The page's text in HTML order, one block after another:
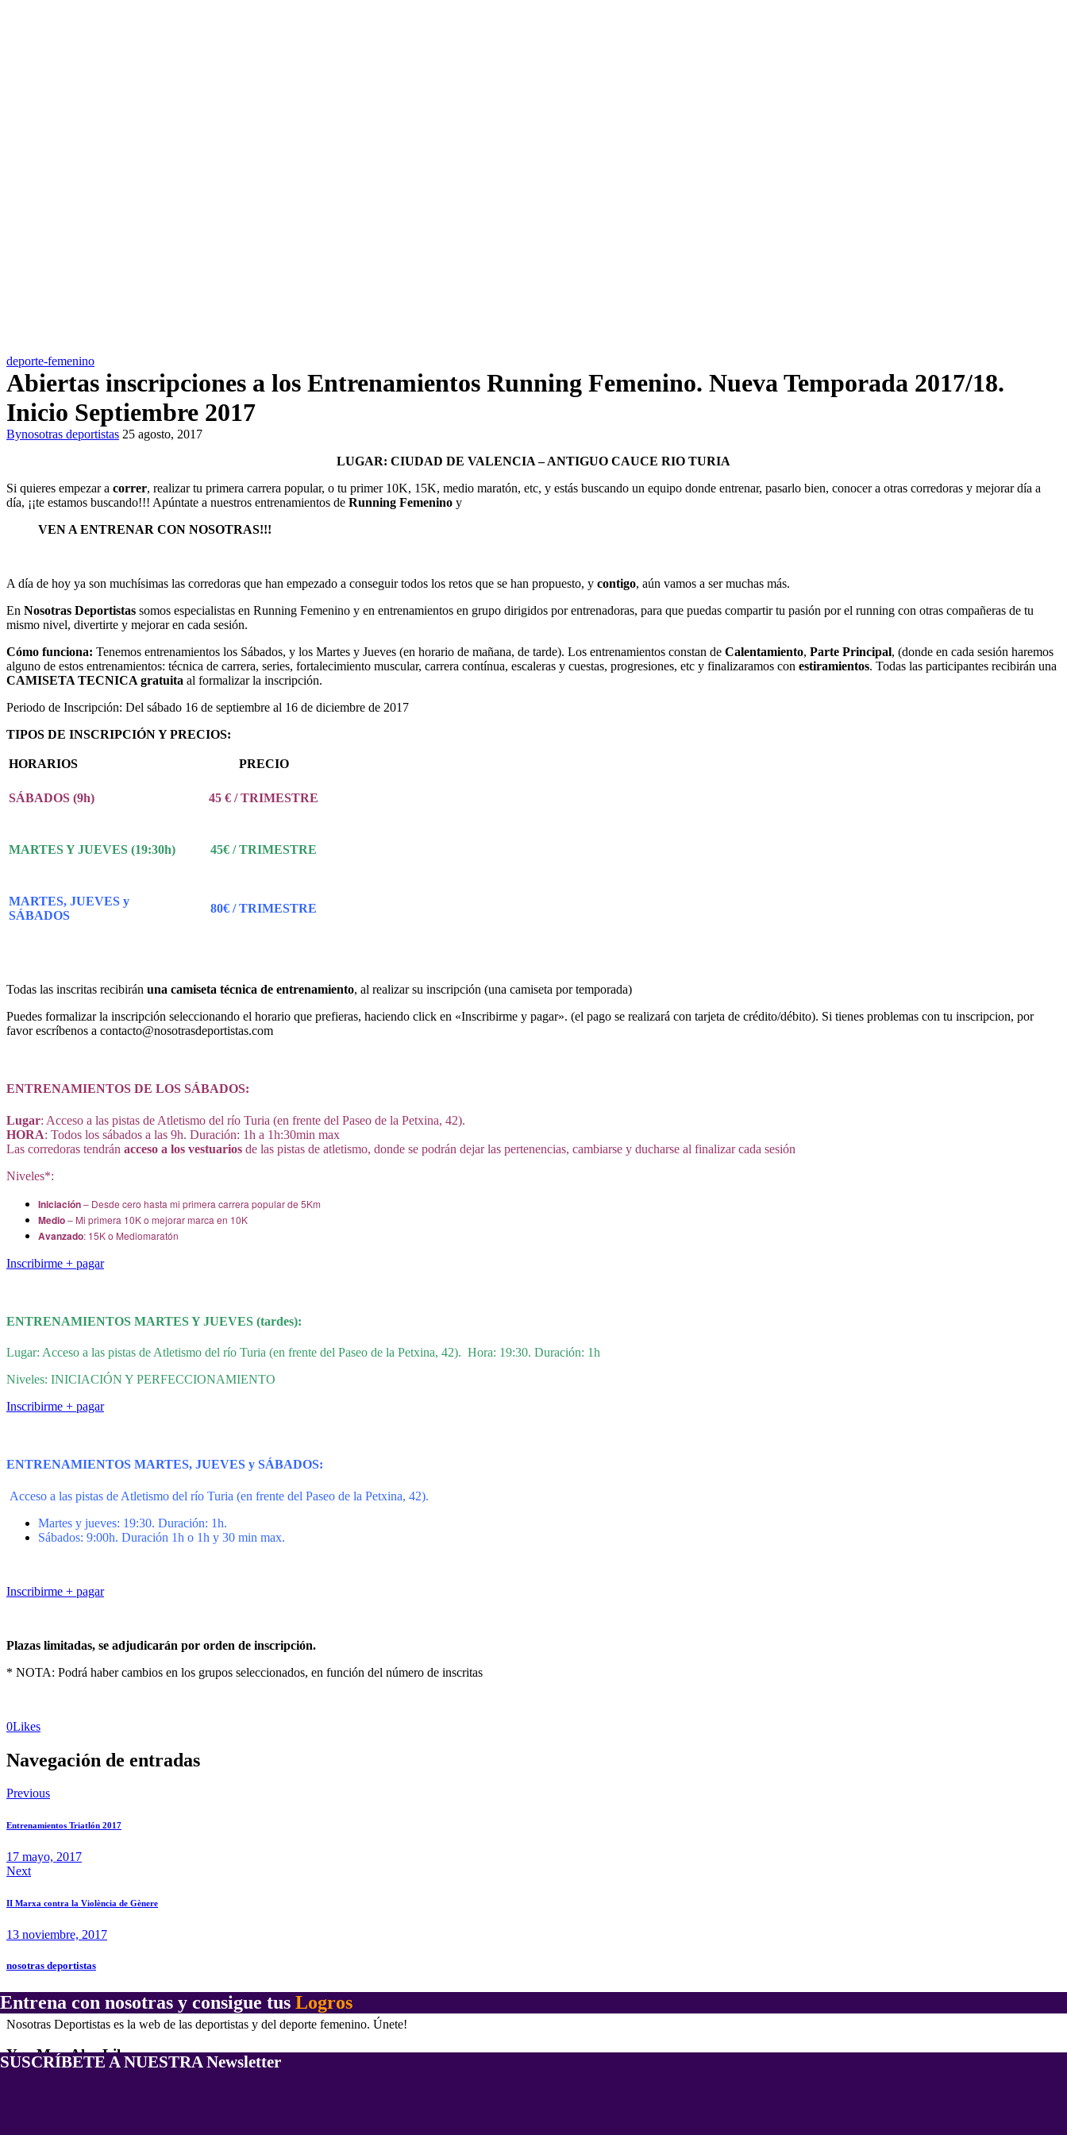
deporte-femenino
Abiertas inscripciones a los Entrenamientos Running Femenino. Nueva Temporada 2017/18.
Inicio Septiembre 2017
Bynosotras deportistas 25 agosto, 2017
LUGAR: CIUDAD DE VALENCIA – ANTIGUO CAUCE RIO TURIA
Si quieres empezar a correr, realizar tu primera carrera popular, o tu primer 10K, 15K, medio maratón, etc, y estás buscando un equipo donde entrenar, pasarlo bien, conocer a otras corredoras y mejorar día a
día, ¡¡te estamos buscando!!! Apúntate a nuestros entrenamientos de Running Femenino y
VEN A ENTRENAR CON NOSOTRAS!!!
A día de hoy ya son muchísimas las corredoras que han empezado a conseguir todos los retos que se han propuesto, y contigo, aún vamos a ser muchas más.
En Nosotras Deportistas somos especialistas en Running Femenino y en entrenamientos en grupo dirigidos por entrenadoras, para que puedas compartir tu pasión por el running con otras compañeras de tu
mismo nivel, divertirte y mejorar en cada sesión.
Cómo funciona: Tenemos entrenamientos los Sábados, y los Martes y Jueves (en horario de mañana, de tarde). Los entrenamientos constan de Calentamiento, Parte Principal, (donde en cada sesión haremos
alguno de estos entrenamientos: técnica de carrera, series, fortalecimiento muscular, carrera contínua, escaleras y cuestas, progresiones, etc y finalizaramos con estiramientos. Todas las participantes recibirán una
CAMISETA TECNICA gratuita al formalizar la inscripción.
Periodo de Inscripción: Del sábado 16 de septiembre al 16 de diciembre de 2017
TIPOS DE INSCRIPCIÓN Y PRECIOS:
HORARIOS PRECIO
SÁBADOS (9h) 45 € / TRIMESTRE
MARTES Y JUEVES (19:30h) 45€ / TRIMESTRE
MARTES, JUEVES y
SÁBADOS
80€ / TRIMESTRE
Todas las inscritas recibirán una camiseta técnica de entrenamiento, al realizar su inscripción (una camiseta por temporada)
Puedes formalizar la inscripción seleccionando el horario que prefieras, haciendo click en «Inscribirme y pagar». (el pago se realizará con tarjeta de crédito/débito). Si tienes problemas con tu inscripcion, por
favor escríbenos a contacto@nosotrasdeportistas.com
ENTRENAMIENTOS DE LOS SÁBADOS:
Lugar: Acceso a las pistas de Atletismo del río Turia (en frente del Paseo de la Petxina, 42).
HORA: Todos los sábados a las 9h. Duración: 1h a 1h:30min max
Las corredoras tendrán acceso a los vestuarios de las pistas de atletismo, donde se podrán dejar las pertenencias, cambiarse y ducharse al finalizar cada sesión
Niveles*:
Iniciación– Desde cero hasta mi primera carrera popular de 5Km
Medio– Mi primera 10K o mejorar marca en 10K
Avanzado: 15K o Mediomaratón
Inscribirme + pagar
ENTRENAMIENTOS MARTESY JUEVES (tardes):
Lugar: Acceso a las pistas de Atletismo del río Turia (en frente del Paseo de la Petxina, 42). Hora: 19:30. Duración: 1h
Niveles: INICIACIÓN Y PERFECCIONAMIENTO
Inscribirme + pagar
ENTRENAMIENTOS MARTES, JUEVES y SÁBADOS:
Acceso a las pistas de Atletismo del río Turia (en frente del Paseo de la Petxina, 42).
Martes y jueves: 19:30. Duración: 1h.
Sábados: 9:00h. Duración 1h o 1h y 30 min max.
Inscribirme + pagar
Plazas limitadas, se adjudicarán por orden de inscripción.
* NOTA: Podrá haber cambios en los grupos seleccionados, en función del número de inscritas
0Likes
Navegación de entradas
Previous
Entrenamientos Triatlón 2017
17 mayo, 2017
Next
II Marxa contra la Violència de Gènere
13 noviembre, 2017
nosotras deportistas
About Author
Nosotras Deportistas es la web de las deportistas y del deporte femenino. Únete!
You May Also Like
Entrena con nosotras y consigue tus Logros
SUSCRÍBETE A NUESTRA Newsletter